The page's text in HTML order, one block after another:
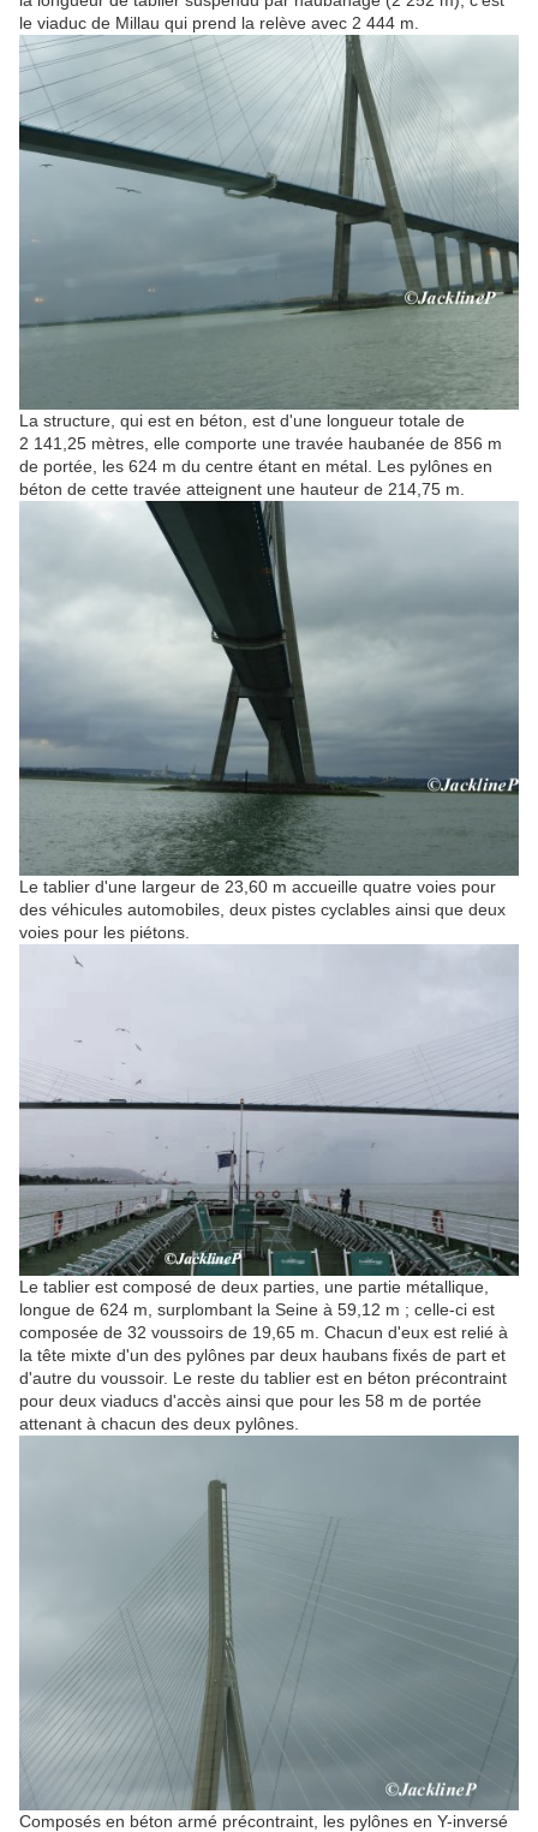
le viaduc de Millau qui prend la relève avec 2 444 m
La structure, qui est en béton, est d'une longueur totale de
2 141,25 mètres, elle comporte une travée haubanée de 856 m
de portée, les 624 m du centre étant en métal. Les pylônes en
béton de cette travée atteignent une hauteur de 214,75 m
Le tablier d'une largeur de 23,60 m accueille quatre voies pour
des véhicules automobiles, deux pistes cyclables ainsi que deux
voies pour les piétons.
Le tablier est composé de deux parties, une partie métallique,
longue de 624 m , surplombant la Seine à 59,12 m ; celle-ci est
composée de 32 voussoirs de 19,65 m . Chacun d'eux est relié à
la tête mixte d'un des pylônes par deux haubans fixés de part et
d'autre du voussoir. Le reste du tablier est en béton précontraint
pour deux viaducs d'accès ainsi que pour les 58 m de portée
attenant à chacun des deux pylônes.
Composés en béton armé précontraint, les pylônes en Y-inversé